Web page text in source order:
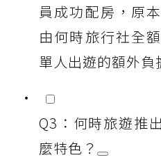
員成功配房，原
由何時旅行社全
單人出遊的額外負
Q3：何時旅遊推
麼特色？